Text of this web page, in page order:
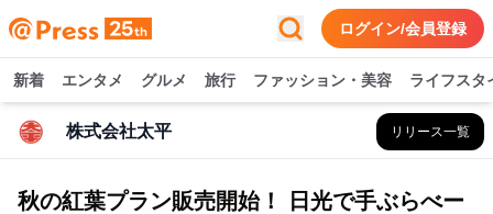
ログイン/会員登録
新着 エンタメ グルメ 旅行 ファッション・美容 ライフスタ
株式会社太平 リリース一覧
秋の紅葉プラン販売開始！ 日光で手ぶらべー